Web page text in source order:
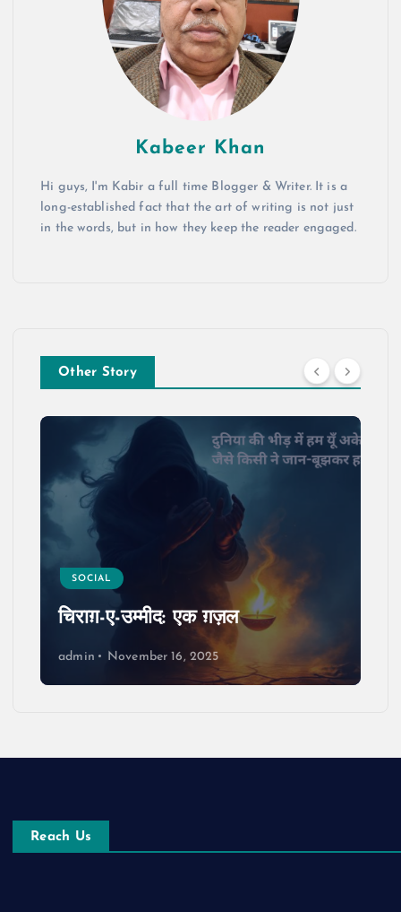
Kabeer Khan
Hi guys, I'm Kabir a full time Blogger & Writer. It is a
long-established fact that the art of writing is not just
in the words, but in how they keep the reader engaged.
Other Story
SOCIAL
सुकून-ए-शहर: एक ग़ज़ल
admin November 8, 2025
Reach Us